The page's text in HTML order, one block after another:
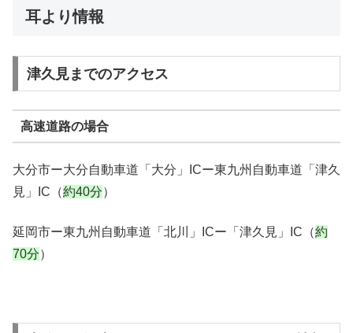
耳より情報
津久見までのアクセス
高速道路の場合
大分市ー大分自動車道「大分」ICー東九州自動車道「津久
見」IC（約40分）
延岡市ー東九州自動車道「北川」ICー「津久見」IC（約
70分）